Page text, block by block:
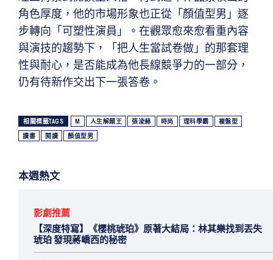
角色厚度，他的市場形象也正從「顏值型男」逐
步轉向「可塑性演員」。在觀眾愈來愈看重內容
與演技的趨勢下，「把人生當試卷做」的那套理
性與耐心，是否能成為他長線競爭力的一部分，
仍有待新作交出下一張答卷。
相關標籤TAGS M 人生解題王 張淩赫 時尚 理科學霸 複盤型
讀書 閱讀 顏值型男
本週熱文
影劇推薦
【深度特寫】《櫻桃琥珀》原著大結局：林其樂找到丟失
琥珀 發現蔣嶠西的秘密